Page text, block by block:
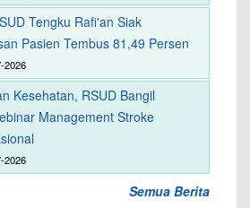
Tengku Rafi'an Siak
Pasien Tembus 81,49 Persen
2026
Kesehatan, RSUD Bangil
Management Stroke
2026
Semua Berita